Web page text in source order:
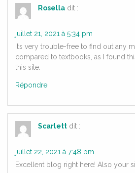
Rosella dit :
juillet 21, 2021 à 5:34 pm
It’s very trouble-free to find out any
compared to textbooks, as I found
this site.
Répondre
Scarlett dit :
juillet 22, 2021 à 7:48 pm
Excellent blog right here! Also your